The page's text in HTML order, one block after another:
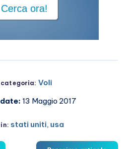
Cerca ora!
categoria: Voli
13 Maggio 2017
stati uniti, usa